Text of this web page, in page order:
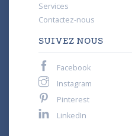
Services
Contactez-nous
SUIVEZ NOUS
Facebook
Instagram
Pinterest
LinkedIn